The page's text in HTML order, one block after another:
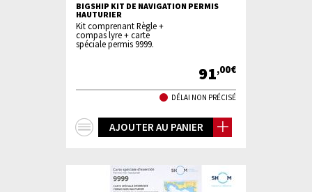
BIGSHIP KIT DE NAVIGATION PERMIS
HAUTURIER
Kit comprenant Règle +
compas lyre + carte
spéciale permis 9999.
91,00€
DÉLAI NON PRÉCISÉ
AJOUTER AU PANIER